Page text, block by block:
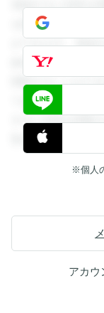
登録すると回答を
を閲覧することが
ができます。登録
録すると回答を閲
閲覧することがで
できます。登録す
すると回答を閲覧
覧することができ
※個人
アカウ